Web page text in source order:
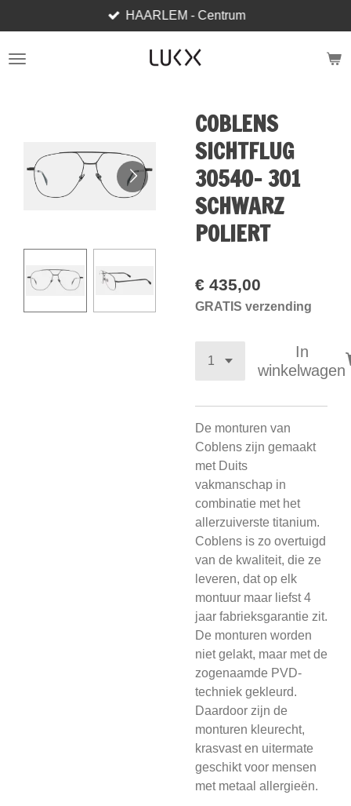
direct
naar
HAARLEM - Centrum
COBLENS
SICHTFLUG
30540- 301
SCHWARZ
POLIERT
€ 435,00
GRATIS verzending
In
winkelwagen
De monturen van
Coblens zijn gemaakt
met Duits
vakmanschap in
combinatie met het
allerzuiverste titanium.
Coblens is zo overtuigd
van de kwaliteit, die ze
leveren, dat op elk
montuur maar liefst 4
jaar fabrieksgarantie zit.
De monturen worden
niet gelakt, maar met de
zogenaamde PVD-
techniek gekleurd.
Daardoor zijn de
monturen kleurecht,
krasvast en uitermate
geschikt voor mensen
met metaal allergieën.